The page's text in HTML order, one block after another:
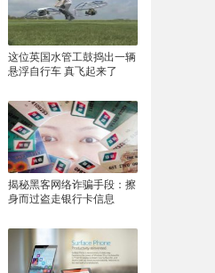
这位英国水管工鼓捣出一辆
悬浮自行车 真飞起来了
揭秘黑客网络诈骗手段：擦
身而过盗走银行卡信息